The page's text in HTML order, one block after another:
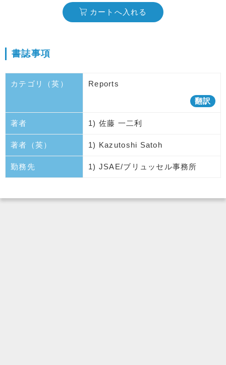
カートへ入れる
書誌事項
カテゴリ（英）
Reports
翻訳
著者 1) 佐藤 一二利
著者（英） 1) Kazutoshi Satoh
勤務先 1) JSAE/ブリュッセル事務所